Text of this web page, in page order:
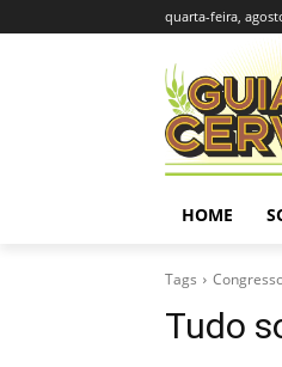
quarta-feira,
HOME
Tags
Tudo